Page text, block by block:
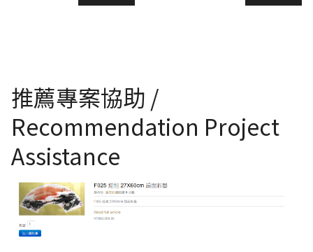
推薦專案協助 /
Recommendation Project
Assistance